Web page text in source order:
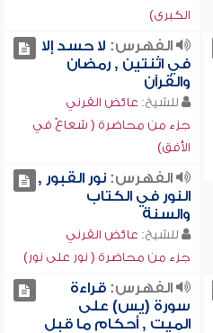
الكبرى)
الفهرس: لا حسد إلا
في اثنتين , رمضان
والقرآن
للشيخ: عائض القرني
جزء من محاضرة ( شعاعٌ في
الأفق)
الفهرس:نور القبور ,
النور في الكتاب
والسنة
للشيخ: عائض القرني
جزء من محاضرة ( نور على نور)
الفهرس:قراءة
سورة (يس) على
الميت , أحكام ما قبل